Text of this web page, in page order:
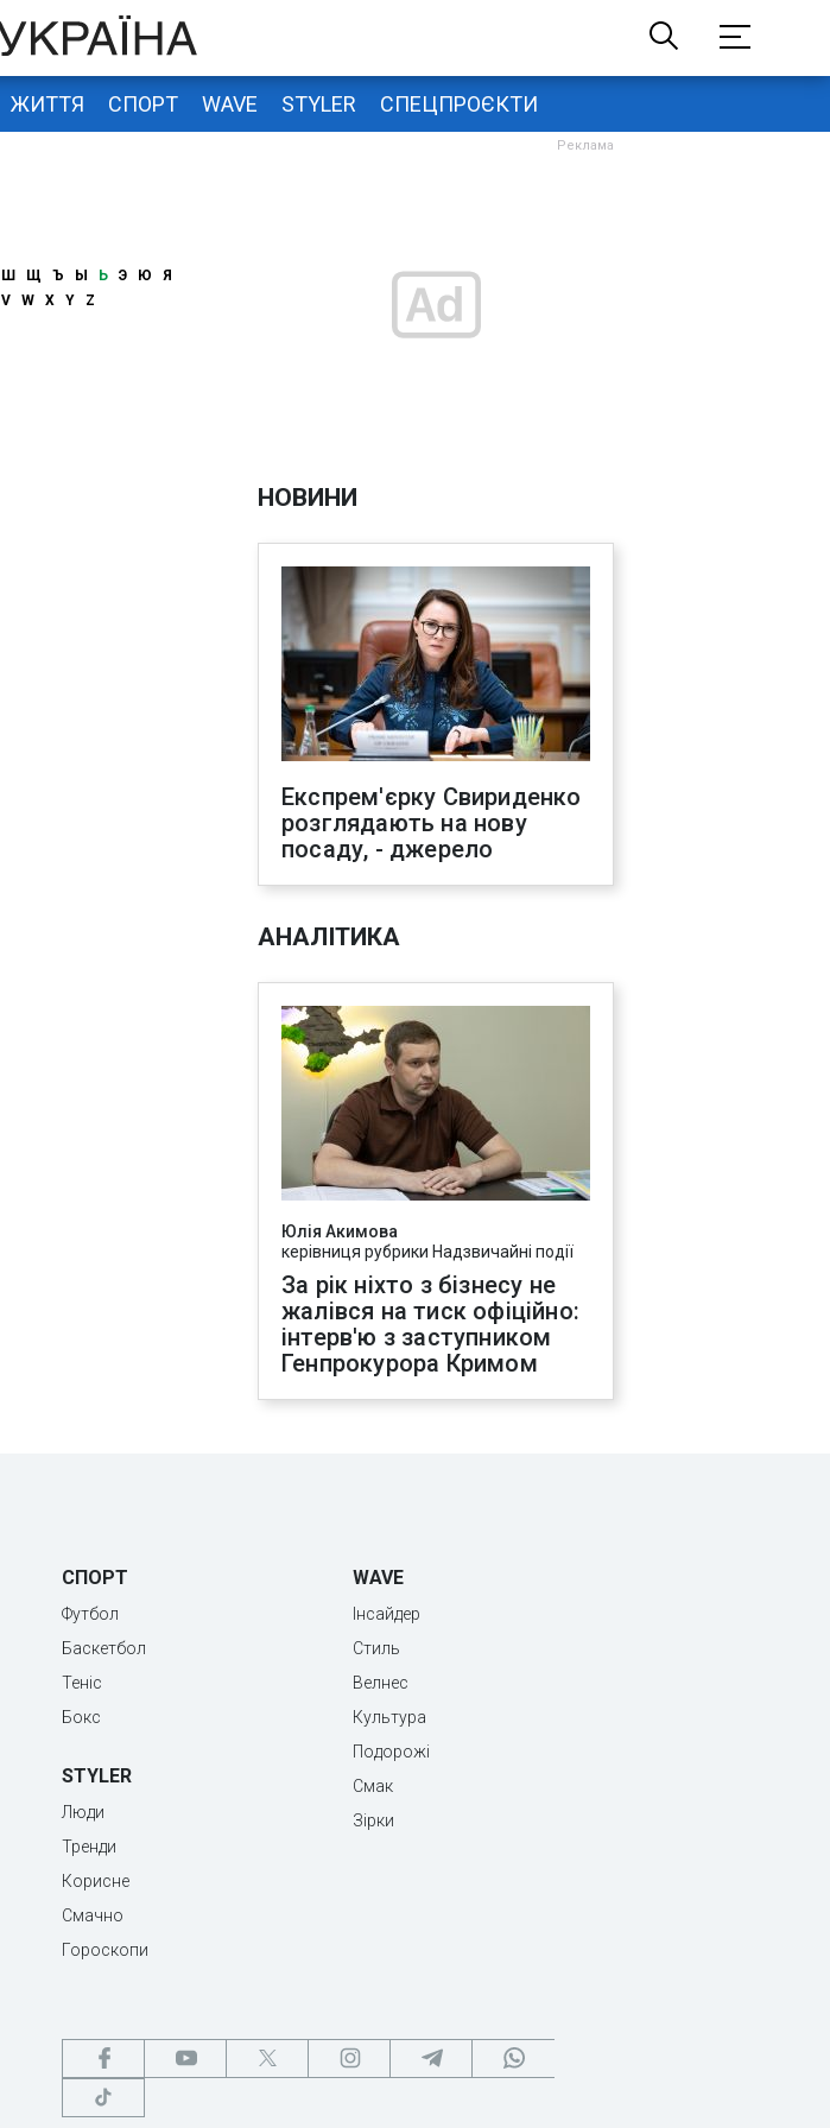
ЖИТТЯ СПОРТ WAVE STYLER СПЕЦПРОЄКТИ
Ш Щ Ъ Ы Ь Э Ю
Я
V W X Y
Z
НОВИНИ
Експрем'єрку Свириденко
розглядають на нову
посаду, - джерело
АНАЛІТИКА
Юлія Акимова
керівниця рубрики Надзвичайні події
За рік ніхто з бізнесу не
жалівся на тиск офіційно:
інтерв'ю з заступником
Генпрокурора Кримом
СПОРТ
Футбол
Баскетбол
Теніс
Бокс
STYLER
Люди
Тренди
Корисне
Смачно
Гороскопи
WAVE
Інсайдер
Стиль
Велнес
Культура
Подорожі
Смак
Зірки